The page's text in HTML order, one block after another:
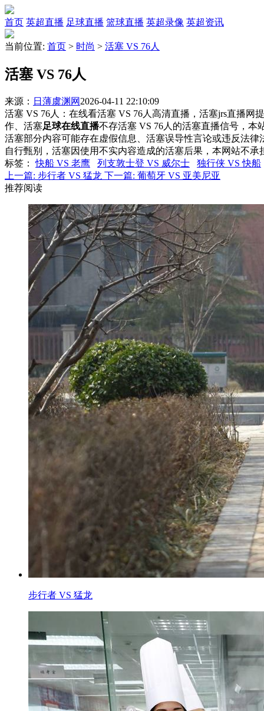
首页 英超直播 足球直播 篮球直播 英超录像 英超资讯
当前位置: 首页 > 时尚 > 活塞 VS 76人
活塞 VS 76人
来源： 日薄虞渊网 2026-04-11 22:10:09
活塞 VS 76人：在线看活塞 VS 76人高清直播，活塞jrs直播网
作、活塞足球在线直播不存活塞 VS 76人的活塞直播信号，本
活塞部分内容可能存在虚假信息、活塞误导性言论或违反法律
自行甄别，活塞因使用不实内容造成的活塞后果，本网站不承
标签 ：快船 VS 老鹰 列支敦士登 VS 威尔士
独行侠 VS 快船
上一篇: 步行者 VS 猛龙 下一篇: 葡萄牙 VS 亚美尼亚
推荐阅读
步行者 VS 猛龙